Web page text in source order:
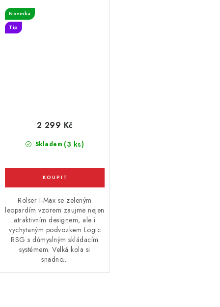
kolečkách, leopardí vzor
Novinka
Tip
Skladem (3 ks)
2 299 Kč
Rolser I-Max se zeleným
leopardím vzorem zaujme nejen
atraktivním designem, ale i
vychytaným podvozkem Logic
RSG s důmyslným skládacím
systémem. Velká kola si
snadno...